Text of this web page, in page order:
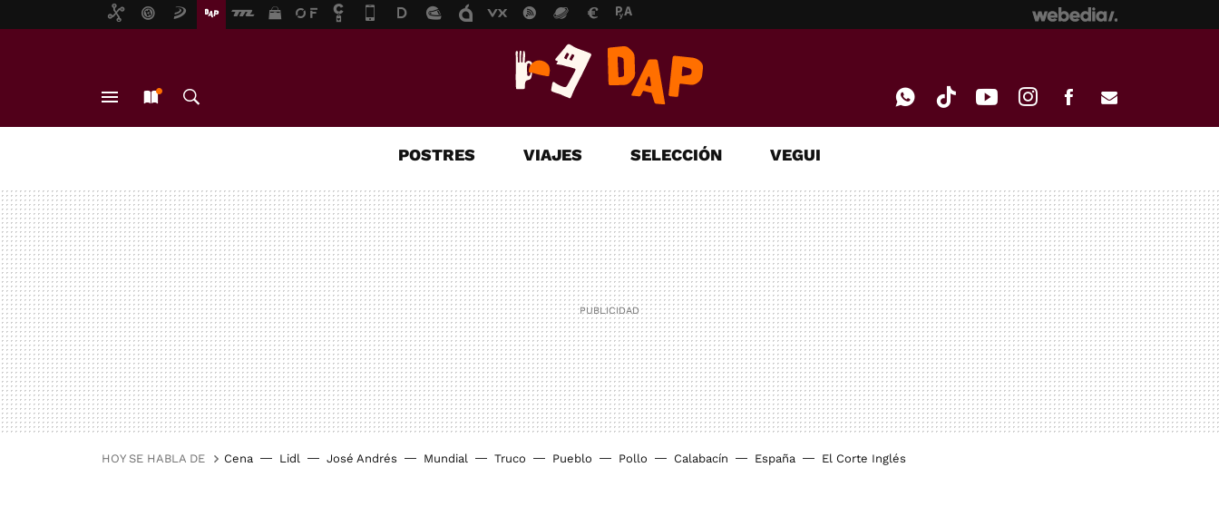
MAIL
POSTRES VIAJES SELECCIÓN VEGUI
HOY SE HABLA DE Cena Lidl José Andrés Mundial Truco Pueblo Pollo Calabacín España El Corte Inglés